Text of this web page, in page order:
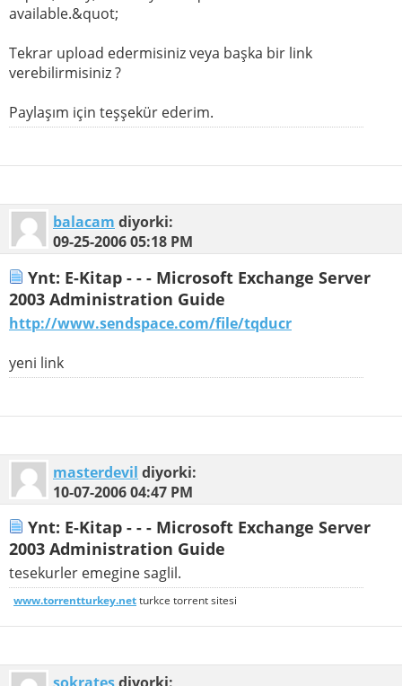
available.&quot;
Tekrar upload edermisiniz veya başka bir link
verebilirmisiniz ?
Paylaşım için teşşekür ederim.
balacam diyorki:
09-25-200605:18 PM
Ynt: E-Kitap - - - Microsoft Exchange Server
2003 Administration Guide
http://www.sendspace.com/file/tqducr
yeni link
masterdevil diyorki:
10-07-200604:47 PM
Ynt: E-Kitap - - - Microsoft Exchange Server
2003 Administration Guide
tesekurler emegine saglil.
www.torrentturkey.netturkce torrent sitesi